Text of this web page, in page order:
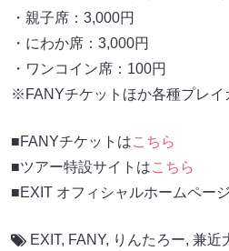
・親子席：3,000円
・にわか席：3,000円
・ワンコイン席：100円
※FANYチケットほか各種プレイ
■FANYチケットはこちら
■ツアー特設サイトはこちら
■EXIT オフィシャルホームペー
EXIT, FANY, りんたろー, 兼近